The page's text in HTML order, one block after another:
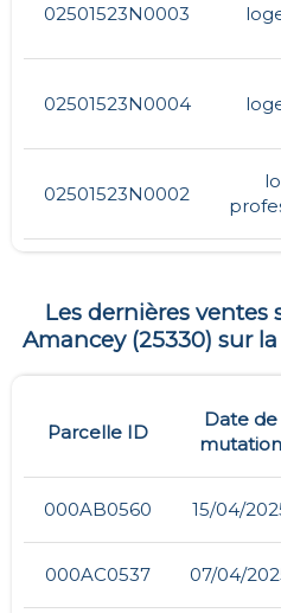
02501523N0003
02501523N0004
02501523N0002
Les dernières
Amancey(25330) sur la
Parcelle ID
Date de
mutation
000AB0560 15/04/
000AC0537 07/04/